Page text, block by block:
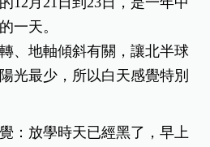
一天。
、地軸傾斜有關，讓北半球
光最少，所以白天感覺特別
：放學時天已經黑了，早上